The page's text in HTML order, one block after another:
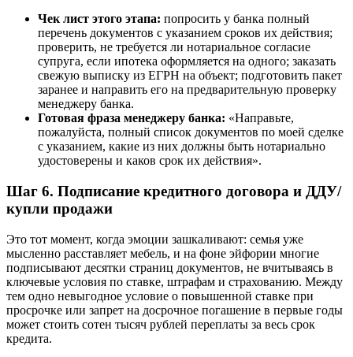
Чек лист этого этапа: попросить у банка полный
перечень документов с указанием сроков их действия;
проверить, не требуется ли нотариальное согласие
супруга, если ипотека оформляется на одного; заказать
свежую выписку из ЕГРН на объект; подготовить пакет
заранее и направить его на предварительную проверку
менеджеру банка.
Готовая фраза менеджеру банка: «Направьте,
пожалуйста, полный список документов по моей сделке
с указанием, какие из них должны быть нотариально
удостоверены и каков срок их действия».
Шаг 6. Подписание кредитного договора и ДДУ/
купли продажи
Это тот момент, когда эмоции зашкаливают: семья уже
мысленно расставляет мебель, и на фоне эйфории многие
подписывают десятки страниц документов, не вчитываясь в
ключевые условия по ставке, штрафам и страхованию. Между
тем одно невыгодное условие о повышенной ставке при
просрочке или запрет на досрочное погашение в первые годы
может стоить сотен тысяч рублей переплаты за весь срок
кредита.